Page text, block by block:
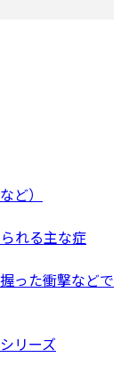
ど）
れる主な症
った衝撃などで
リーズ